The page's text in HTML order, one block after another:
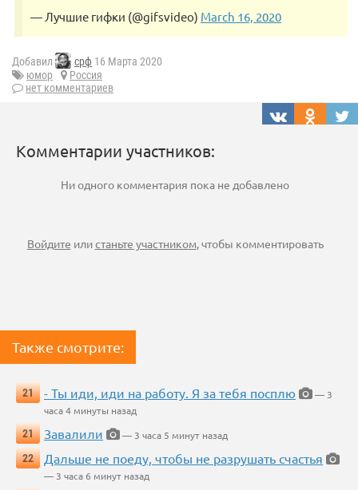
— Лучшие гифки (@gifsvideo) March 16, 2020
Добавил срф 16 Марта 2020
юмор
Россия
нет комментариев
Комментарии участников:
Ни одного комментария пока не добавлено
Войдите илистаньте участником, чтобы комментировать
Также смотрите:
21 - Ты иди, иди на работу. Я за тебя посплю
— 3
часа 4 минуты назад
21
Завалили
— 3 часа 5 минут назад
22
Дальше не поеду, чтобы не разрушать счастья
— 3 часа 6 минут назад